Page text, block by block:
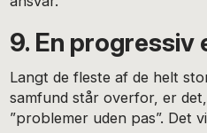
9. En progressiv
Langt de fleste af de helt
samfund står overfor, er
”problemer uden pas”. Det